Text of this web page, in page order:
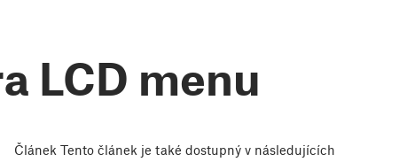
LCD menu
Článek Tento článek je také dostupný v následujících